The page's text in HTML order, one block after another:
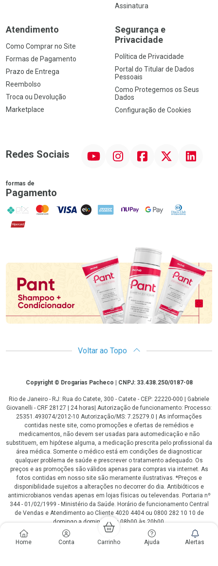
Home Conta Carrinho Ajuda Alertas
Assinatura
Atendimento
Como Comprar no Site
Formas de Pagamento
Prazo de Entrega
Reembolso
Troca ou Devolução
Marketplace
Segurança e
Privacidade
Política de Privacidade
Portal do Titular de Dados
Pessoais
Como Protegemos os Seus
Dados
Configuração de Cookies
Redes Sociais InstagramFacebookTwitter Linkedin
formas de
Pagamento
PIX MasterCard
VISA ELO AMEX NuPay Google PayDiners Club
Hipercard
Voltar ao Topo
CopyrightCopyright © Drogarias Pacheco | CNPJ: 33.438.250/0187-08
Rio de Janeiro - RJ: Rua do Catete, 300 - Catete - CEP: 22220-000 | Gabriele
Giovanelli - CRF 28127 | 24 horas| Autorização de funcionamento: Processo:
25351.493074/2012-10 Autorização/MS: 7.25279.0 | As informações
contidas neste site, como promoções e ofertas de remédios e
medicamentos, não devem ser usadas para automedicação e não
substituem, em hipótese alguma, a medicação prescrita pelo profissional da
área médica. Somente o médico está em condições de diagnosticar
qualquer problema de saúde e prescrever o tratamento adequado. Os
preços e as promoções são válidos apenas para compras via internet. As
fotos contidas em nosso site são meramente ilustrativas. *Preços e
disponibilidade sujeitos a alterações no decorrer do dia. Antibióticos e
antimicrobianos vendas apenas em lojas físicas ou televendas. Portaria nº
344 - 01/02/1999 - Ministério da Saúde. Horário de funcionamento Central
de Vendas e Atendimento ao Cliente 4020 4404 ou 0800 282 10 10 de
domingo a domingo das 08h00 às 20h00.
LGPD Aceite os Cookies